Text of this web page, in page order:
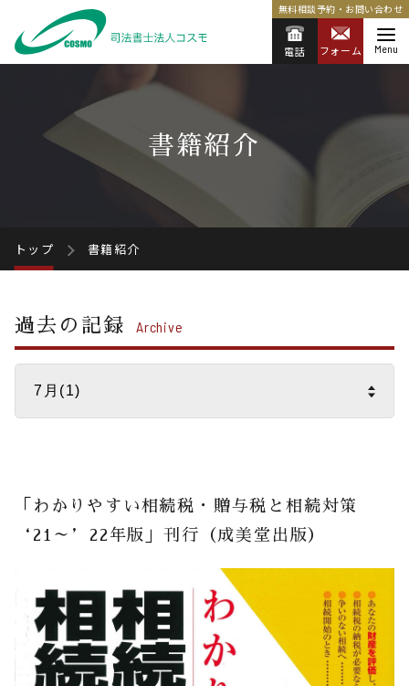
無料相談予約・お問い合わせ
電話 フォーム Menu
書籍紹介
トップ 書籍紹介
「わかりやすい相続税・贈与税と相続対策
‘21～’22年版」刊行（成美堂出版）
過去の記録 Archive